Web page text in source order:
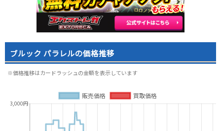
ブルック パラレルの価格推移
※価格推移はカードラッシュの金額を表示しています